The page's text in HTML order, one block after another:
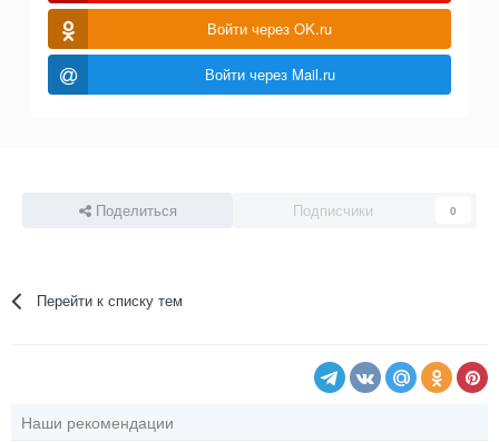
Войти через OK.ru
Войти через Mail.ru
Поделиться Подписчики 0
Перейти к списку тем
Наши рекомендации